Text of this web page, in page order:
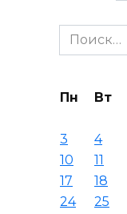
Search
for:
Пн Вт
3
4
10
11
17
18
24
25